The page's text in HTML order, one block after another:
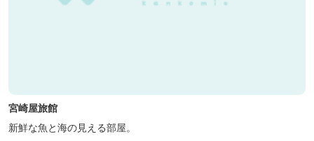
宮崎屋旅館
新鮮な魚と海の見える部屋。